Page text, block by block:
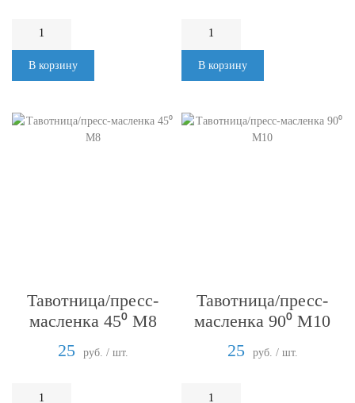
В корзину В корзину
Тавотница/пресс-
масленка 45⁰ М8
25
руб. / шт.
Тавотница/пресс-
масленка 90⁰ М10
25
руб. / шт.